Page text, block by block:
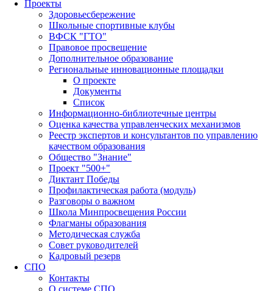
Проекты
Здоровьесбережение
Школьные спортивные клубы
ВФСК "ГТО"
Правовое просвещение
Дополнительное образование
Региональные инновационные площадки
О проекте
Документы
Список
Информационно-библиотечные центры
Оценка качества управленческих механизмов
Реестр экспертов и консультантов по управлению
качеством образования
Общество "Знание"
Проект "500+"
Диктант Победы
Профилактическая работа (модуль)
Разговоры о важном
Школа Минпросвещения России
Флагманы образования
Методическая служба
Совет руководителей
Кадровый резерв
СПО
Контакты
О системе СПО